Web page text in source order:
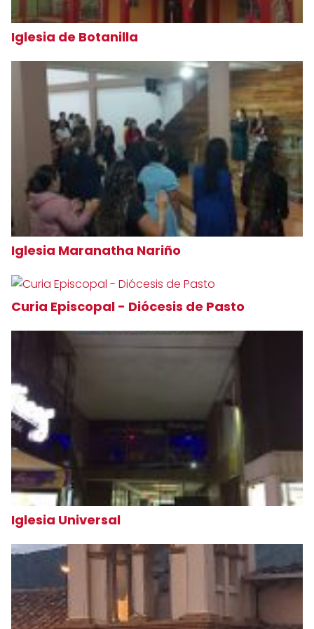
Iglesia de Botanilla
Iglesia Maranatha Nariño
Curia Episcopal - Diócesis de Pasto
Iglesia Universal